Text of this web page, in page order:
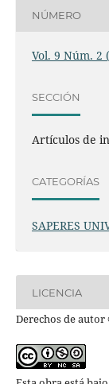
NÚMERO
Vol. 9 Núm. 2
SECCIÓN
Artículos de
CATEGORÍAS
SAPERES
LICENCIA
Derechos de